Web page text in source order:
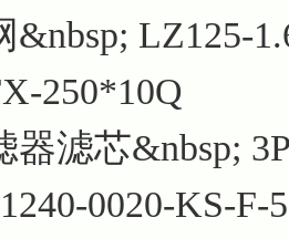
&nbsp; LZ125-
250*10Q
器滤芯&nbsp;
0020-KS-F-